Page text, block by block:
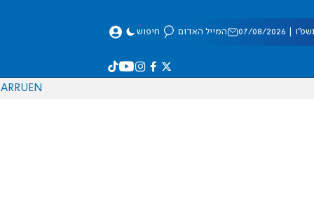
08/2026 המייל האדום חיפוש
EN
RU
AR